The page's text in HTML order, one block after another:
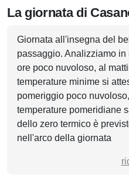
La giornata di
Giornata all'insegna del
passaggio. Analizziamo
ore poco nuvoloso, al
temperature minime si
pomeriggio poco
temperature pomeridiane
dello zero termico è
nell'arco della giornata